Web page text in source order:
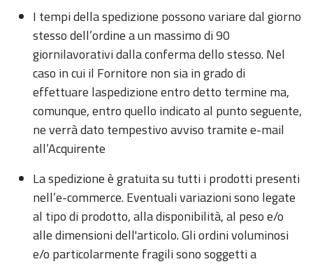
I tempi della spedizione possono variare dal giorno
stesso dell’ordine a un massimo di 90
giornilavorativi dalla conferma dello stesso. Nel
caso in cui il Fornitore non sia in grado di
effettuare laspedizione entro detto termine ma,
comunque, entro quello indicato al punto seguente,
ne verrà dato tempestivo avviso tramite e-mail
all’Acquirente
La spedizione è gratuita su tutti i prodotti presenti
nell’e-commerce. Eventuali variazioni sono legate
al tipo di prodotto, alla disponibilità, al peso e/o
alle dimensioni dell'articolo. Gli ordini voluminosi
e/o particolarmente fragili sono soggetti a